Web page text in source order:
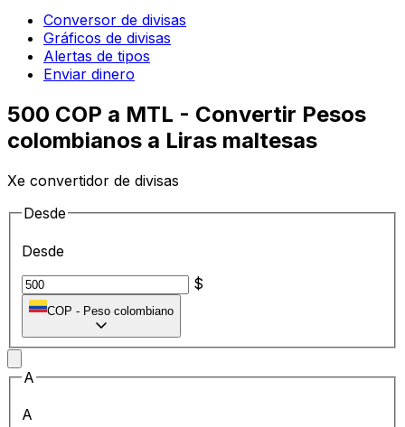
Conversor de divisas
Gráficos de divisas
Alertas de tipos
Enviar dinero
500 COP a MTL - Convertir Pesos
colombianos a Liras maltesas
Xe convertidor de divisas
Desde
Desde
$
COP - Peso colombiano
A
A